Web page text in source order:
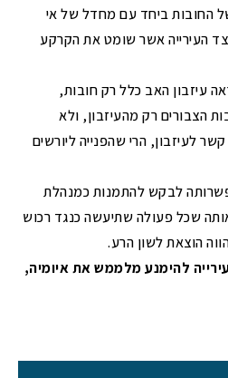
החובות ביחד עם מחדל של אי
העירייה אשר שומט את הקרקע
עיזבון האב כלל רק חובות,
הצבורים רק מהעיזבון, ולא
לעיזבון, הרי שהפנייה ליורשים
לבקש להתמנות כמנהלת
אותה שכל פעולה שתיעשה כנגד רכוש
הוצאת לשון הרע.
להימנע מלממש את איומיה,